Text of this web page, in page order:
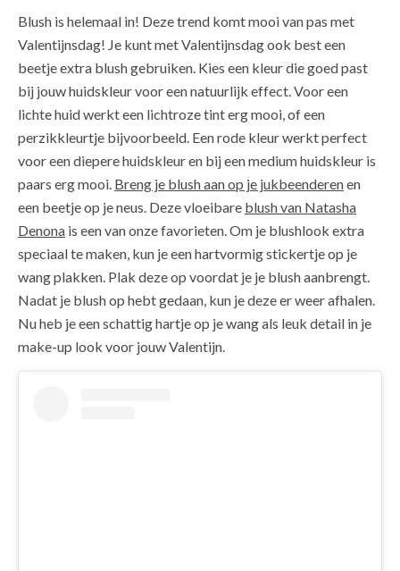
Blush is helemaal in! Deze trend komt mooi van pas met
Valentijnsdag! Je kunt met Valentijnsdag ook best een
beetje extra blush gebruiken. Kies een kleur die goed past
bij jouw huidskleur voor een natuurlijk effect. Voor een
lichte huid werkt een lichtroze tint erg mooi, of een
perzikkleurtje bijvoorbeeld. Een rode kleur werkt perfect
voor een diepere huidskleur en bij een medium huidskleur is
paars erg mooi. Breng je blush aan op je jukbeenderenen
een beetje op je neus. Deze vloeibare blush van Natasha
Denona is een van onze favorieten. Om je blushlook extra
speciaal te maken, kun je een hartvormig stickertje op je
wang plakken. Plak deze op voordat je je blush aanbrengt.
Nadat je blush op hebt gedaan, kun je deze er weer afhalen.
Nu heb je een schattig hartje op je wang als leuk detail in je
make-up look voor jouw Valentijn.